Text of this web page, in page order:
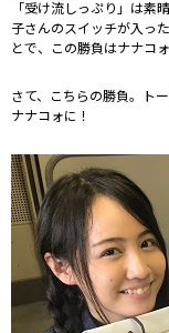
「受け流しっぷり」は
子さんのスイッチが入っ
とで、この勝負はナナコ
さて、こちらの勝負。ト
ナナコォに！